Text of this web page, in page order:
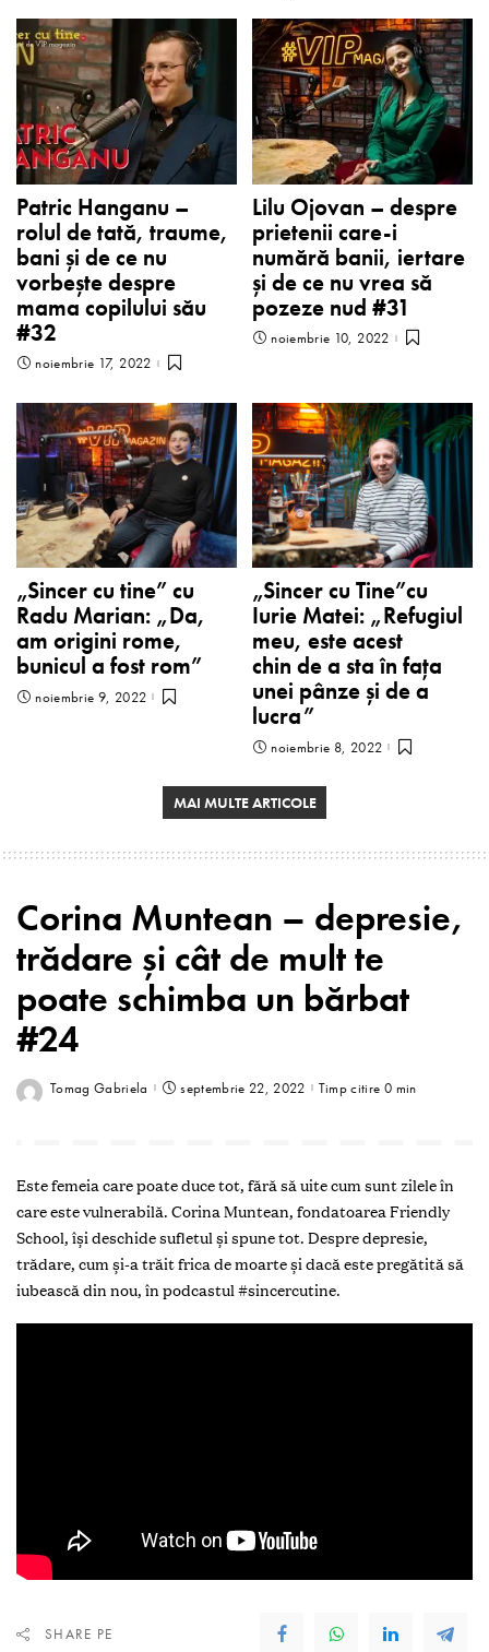
Patric Hanganu –
rolul de tată, traume,
bani și de ce nu
vorbește despre
mama copilului său
#32
noiembrie 17, 2022
Lilu Ojovan – despre
prietenii care-i
numără banii, iertare
și de ce nu vrea să
pozeze nud #31
noiembrie 10, 2022
„Sincer cu tine” cu
Radu Marian: „Da,
am origini rome,
bunicul a fost rom”
noiembrie 9, 2022
„Sincer cu Tine”cu
Iurie Matei: „Refugiul
meu, este acest
chin de a sta în faţa
unei pânze și de a
lucra”
noiembrie 8, 2022
MAI MULTE ARTICOLE
Corina Muntean – depresie,
trădare și cât de mult te
poate schimba un bărbat
#24
Tomag Gabriela septembrie 22, 2022 Timp citire 0 min
Este femeia care poate duce tot, fără să uite cum sunt zilele în
care este vulnerabilă. Corina Muntean, fondatoarea Friendly
School, își deschide sufletul și spune tot. Despre depresie,
trădare, cum și-a trăit frica de moarte și dacă este pregătită să
iubească din nou, în podcastul #sincercutine.
SHARE PE